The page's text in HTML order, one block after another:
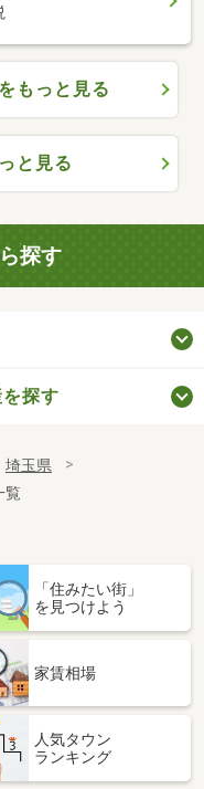
もっと見る
と見る
探す
探す
埼玉県
覧
「住みたい街」
を見つけよう
家賃相場
人気タウン
ランキング